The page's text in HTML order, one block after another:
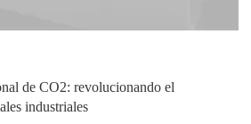
de CO2: revolucionando el
industriales